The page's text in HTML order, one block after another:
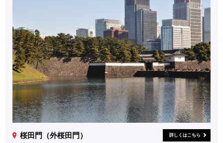
桜田門（外桜田門） 詳しくはこちら